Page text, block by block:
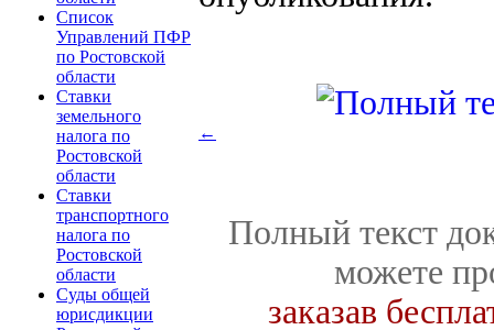
Список
Управлений ПФР
по Ростовской
области
Ставки
земельного
налога по
Ростовской
области
Ставки
транспортного
налога по
Ростовской
области
Суды общей
юрисдикции
←
Полный текст
можете
заказав